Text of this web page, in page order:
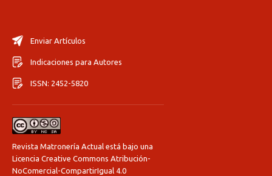
Enviar Artículos
Indicaciones para Autores
ISSN: 2452-5820
Revista Matronería Actual está bajo una
Licencia Creative Commons Atribución-
NoComercial-CompartirIgual 4.0